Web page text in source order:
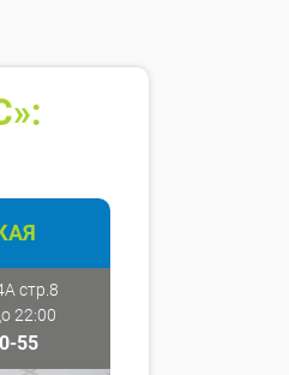
стр.8
22:00
55